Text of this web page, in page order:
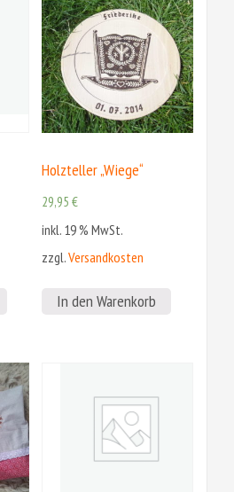
Holzteller „Wiege“
29,95€
inkl. 19 % MwSt.
zzgl.Versandkosten
In den Warenkorb